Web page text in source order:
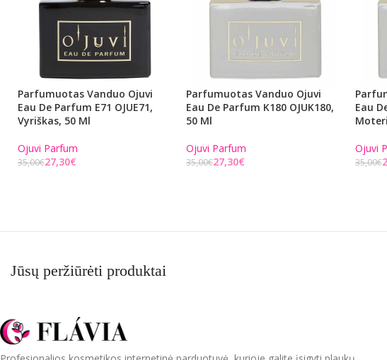
Parfumuotas Vanduo Ojuvi
Eau De Parfum E71 OJUE71,
Vyriškas, 50 Ml
Ojuvi Parfum
35,00€27,30€
Parfumuotas Vanduo Ojuvi
Eau De Parfum K180 OJUK180,
50 Ml
Ojuvi Parfum
35,00€27,30€
Eau
Ojuvi
35,00€
Jūsų peržiūrėti produktai